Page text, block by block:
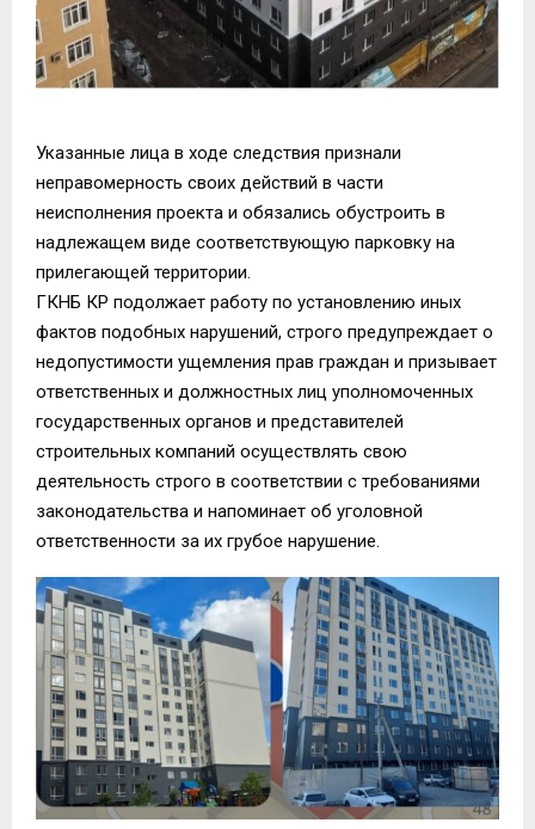
Указанные лица в ходе следствия признали
неправомерность своих действий в части
неисполнения проекта и обязались обустроить в
надлежащем виде соответствующую парковку на
прилегающей территории.
ГКНБ КР подолжает работу по установлению иных
фактов подобных нарушений, строго предупреждает о
недопустимости ущемления прав граждан и призывает
ответственных и должностных лиц уполномоченных
государственных органов и представителей
строительных компаний осуществлять свою
деятельность строго в соответствии с требованиями
законодательства и напоминает об уголовной
ответственности за их грубое нарушение.